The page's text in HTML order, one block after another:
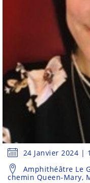
24 Janvier 2024 |
Amphithéâtre Le
chemin Queen-Mary,